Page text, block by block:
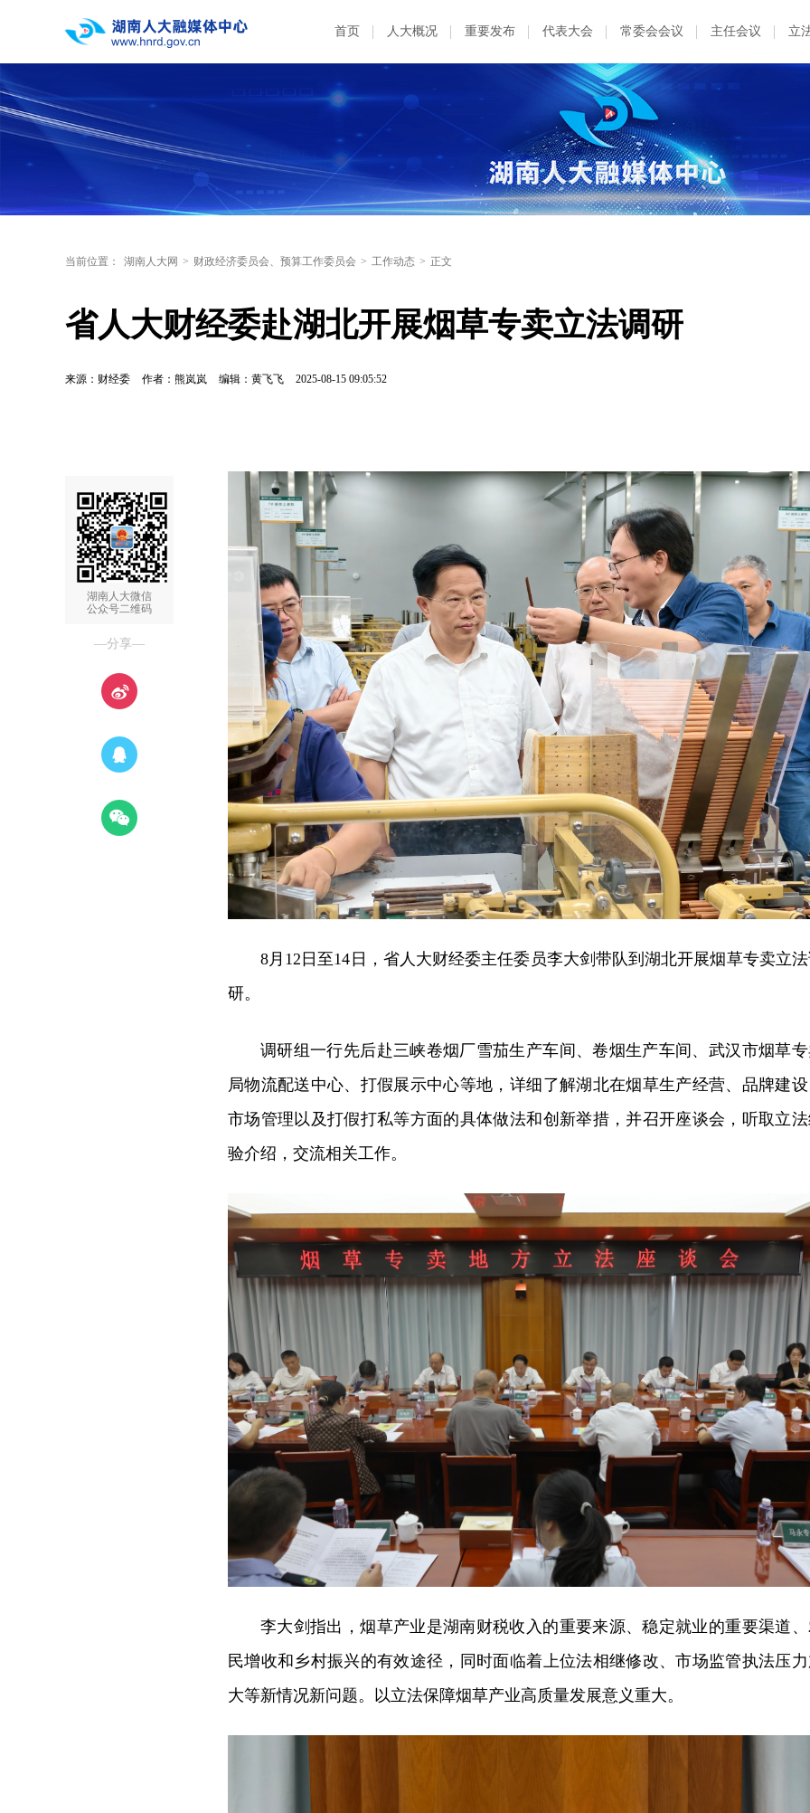
首页 人大概况 重要发布 代表大会 常委会会议 主任会议 立
当前位置： 湖南人大网 > 财政经济委员会、预算工作委员会 > 工作动态 > 正文
省人大财经委赴湖北开展烟草专卖立法调研
来源：财经委 作者：熊岚岚 编辑：黄飞飞 2025-08-15 09:05:52
湖南人大微信
公众号二维码
—分享—
8月12日至14日，省人大财经委主任委员李大剑带队到湖北开展烟草专卖立
研。
调研组一行先后赴三峡卷烟厂雪茄生产车间、卷烟生产车间、武汉市烟草
局物流配送中心、打假展示中心等地，详细了解湖北在烟草生产经营、品牌建
市场管理以及打假打私等方面的具体做法和创新举措，并召开座谈会，听取立
验介绍，交流相关工作。
李大剑指出，烟草产业是湖南财税收入的重要来源、稳定就业的重要渠道
民增收和乡村振兴的有效途径，同时面临着上位法相继修改、市场监管执法压
大等新情况新问题。以立法保障烟草产业高质量发展意义重大。